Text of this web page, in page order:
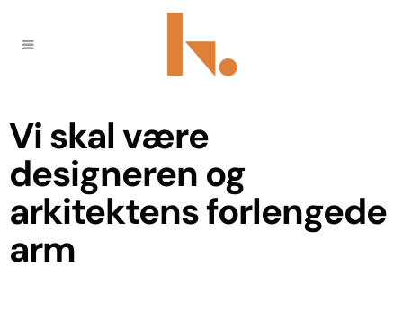
Vi skal være
designeren og
arkitektens forlengede
arm